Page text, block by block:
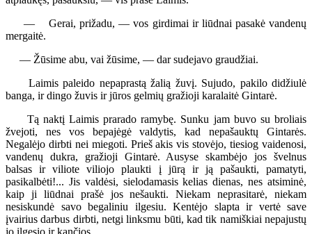
— Gerai, prižadu, — vos girdimai ir liūdnai pasakė vandenų
mergaitė.
— Žūsime abu, vai žūsime, — dar sudejavo graudžiai.
Laimis paleido nepaprastą žalią žuvį. Sujudo, pakilo didžiulė
banga, ir dingo žuvis ir jūros gelmių gražioji karalaitė Gintarė.
Tą naktį Laimis prarado ramybę. Sunku jam buvo su broliais
žvejoti, nes vos bepajėgė valdytis, kad nepašauktų Gintarės.
Negalėjo dirbti nei miegoti. Prieš akis vis stovėjo, tiesiog vaidenosi,
vandenų dukra, gražioji Gintarė. Ausyse skambėjo jos švelnus
balsas ir viliote viliojo plaukti į jūrą ir ją pašaukti, pamatyti,
pasikalbėti!... Jis valdėsi, sielodamasis kelias dienas, nes atsiminė,
kaip ji liūdnai prašė jos nešaukti. Niekam neprasitarė, niekam
nesiskundė savo begaliniu ilgesiu. Kentėjo slapta ir vertė save
įvairius darbus dirbti, netgi linksmu būti, kad tik namiškiai nepajustų
jo ilgesio ir kančios.